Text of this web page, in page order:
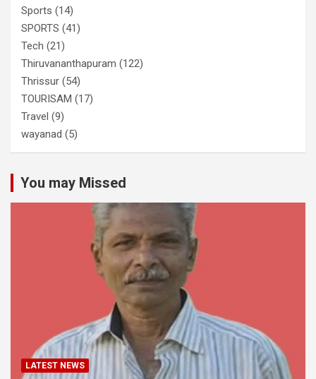
Sports (14)
SPORTS (41)
Tech (21)
Thiruvananthapuram (122)
Thrissur (54)
TOURISAM (17)
Travel (9)
wayanad (5)
You may Missed
LATEST NEWS